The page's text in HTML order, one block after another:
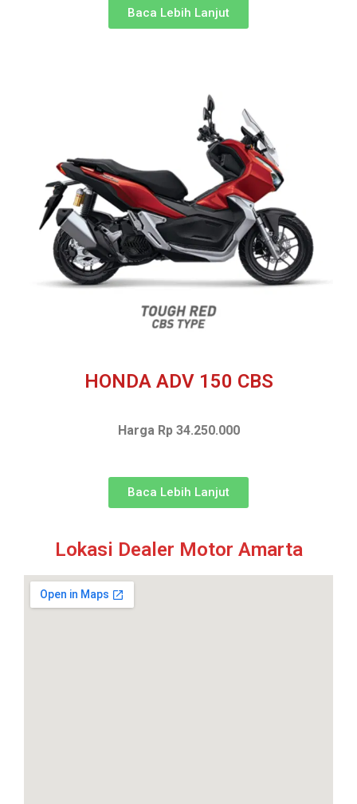
Baca Lebih Lanjut
HONDA ADV 150 CBS
Harga Rp 34.250.000
Baca Lebih Lanjut
Lokasi Dealer Motor Amarta